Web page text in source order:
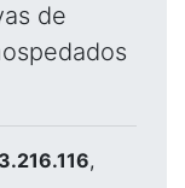
de
,